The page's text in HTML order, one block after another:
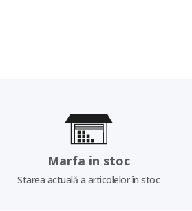
Marfa in stoc
Starea actuală a articolelor în stoc